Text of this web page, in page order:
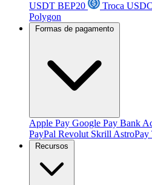
USDT BEP20
Troca
Polygon
Formas de pagamento
Apple Pay Google Pay Bank
PayPal Revolut Skrill AstroPay
Recursos